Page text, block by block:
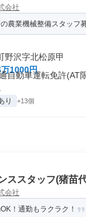
会社
農業機械整備スタッフ
野沢字北松原甲
1000円
自動車運転免許(AT
り +13個
ススタッフ(猪苗
会社
！通勤もラクラク！